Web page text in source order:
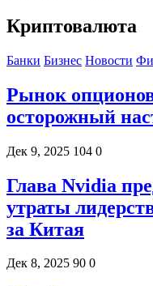
Криптовалюта
Банки Бизнес Новости
Рынок
осторожный
Дек 9, 2025 104 0
Глава Nvidia
утраты
за Китая
Дек 8, 2025 90 0